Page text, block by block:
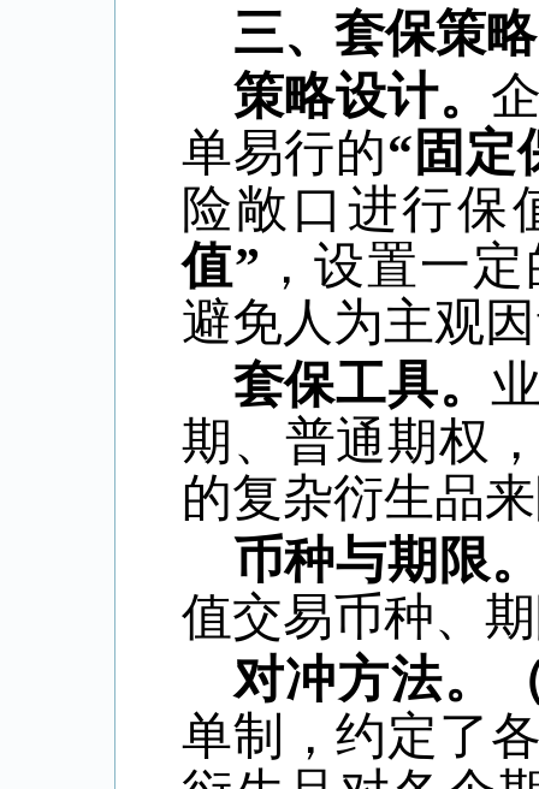
三、套保策略
策略设计。
单易行的“固定
险敞口进行保
值” ，设置一
避免人为主观
套保工具。
期、普通期权
的复杂衍生品
币种与期限
值交易币种、
对冲方法。
单制，约定了